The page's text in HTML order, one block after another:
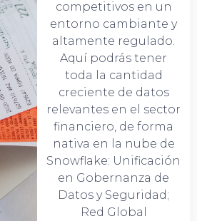
competitivos en un
entorno cambiante y
altamente regulado.
Aquí podrás tener
toda la cantidad
creciente de datos
relevantes en el sector
financiero, de forma
nativa en la nube de
Snowflake: Unificación
en Gobernanza de
Datos y Seguridad;
Red Global